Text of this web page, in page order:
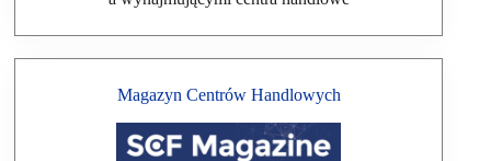
Magazyn Centrów Handlowych